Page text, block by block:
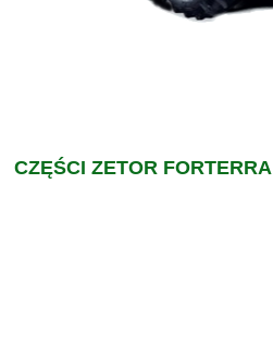
CZĘŚCI ZETOR FORTERRA